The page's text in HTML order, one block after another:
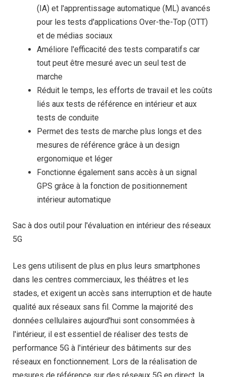
(IA) et l'apprentissage automatique (ML) avancés
pour les tests d'applications Over-the-Top (OTT)
et de médias sociaux
Améliore l'efficacité des tests comparatifs car
tout peut être mesuré avec un seul test de
marche
Réduit le temps, les efforts de travail et les coûts
liés aux tests de référence en intérieur et aux
tests de conduite
Permet des tests de marche plus longs et des
mesures de référence grâce à un design
ergonomique et léger
Fonctionne également sans accès à un signal
GPS grâce à la fonction de positionnement
intérieur automatique
Sac à dos outil pour l'évaluation en intérieur des réseaux
5G
Les gens utilisent de plus en plus leurs smartphones
dans les centres commerciaux, les théâtres et les
stades, et exigent un accès sans interruption et de haute
qualité aux réseaux sans fil. Comme la majorité des
données cellulaires aujourd'hui sont consommées à
l'intérieur, il est essentiel de réaliser des tests de
performance 5G à l'intérieur des bâtiments sur des
réseaux en fonctionnement. Lors de la réalisation de
mesures de référence sur des réseaux 5G en direct, la